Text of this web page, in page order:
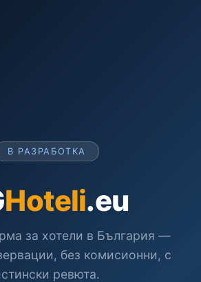
В РАЗРАБОТКА
Hoteli.eu
за хотели в България —
без комисионни, с
ревюта.